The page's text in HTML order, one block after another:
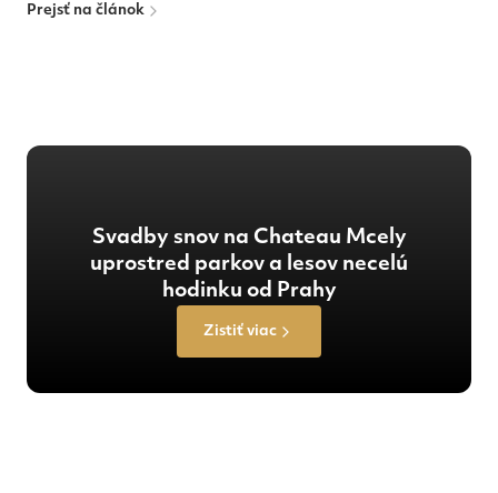
Prejsť na článok
Svadby snov na Chateau Mcely
uprostred parkov a lesov necelú
hodinku od Prahy
Zistiť viac